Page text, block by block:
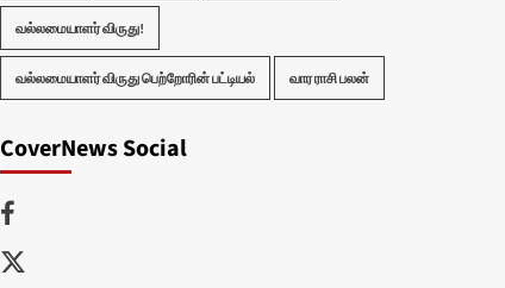
வல்லமையாளர் விருது!
வல்லமையாளர் விருது பெற்றோரின் பட்டியல் வார ராசி பலன்
CoverNews Social
Facebook
Twitter